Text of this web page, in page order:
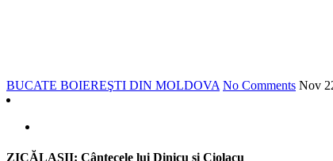
BUCATE BOIEREŞTI DIN MOLDOVA No Comments Nov
ZICĂLAŞII: Cântecele lui Dinicu şi Ciolacu